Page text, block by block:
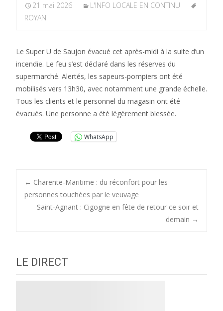
21 mai 2026
L'INFO LOCALE EN CONTINU
ROYAN
Le Super U de Saujon évacué cet après-midi à la suite d’un
incendie. Le feu s’est déclaré dans les réserves du
supermarché. Alertés, les sapeurs-pompiers ont été
mobilisés vers 13h30, avec notamment une grande échelle.
Tous les clients et le personnel du magasin ont été
évacués. Une personne a été légèrement blessée.
WhatsApp
Post
navigation
← Charente-Maritime : du réconfort pour les
personnes touchées par le veuvage
Saint-Agnant : Cigogne en fête de retour ce soir et
demain →
LE DIRECT